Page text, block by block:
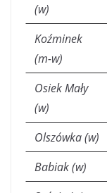
(w)
Koźminek
(m-w)
Osiek Mały
(w)
Olszówka (w)
Babiak (w)